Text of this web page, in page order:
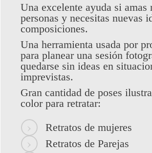
Una excelente ayuda si amas
personas y necesitas nuevas
composiciones.
Una herramienta usada por
para planear una sesión
quedarse sin ideas en
imprevistas.
Gran cantidad de poses
color para retratar:
Retratos de mujeres
Retratos de Parejas